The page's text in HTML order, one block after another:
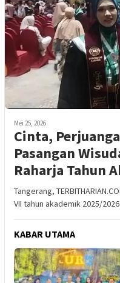
Mei 25, 2026
Cinta,
Pasangan
Raharja Tahun
Tangerang,
VII tahun akademik 2025/
KABAR UTAMA